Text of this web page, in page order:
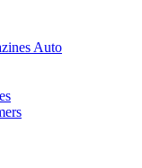
Auto